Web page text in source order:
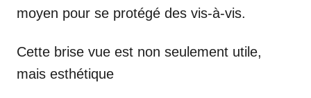
moyen pour se protégé des vis-à-vis.
Cette brise vue est non seulement utile,
mais esthétique